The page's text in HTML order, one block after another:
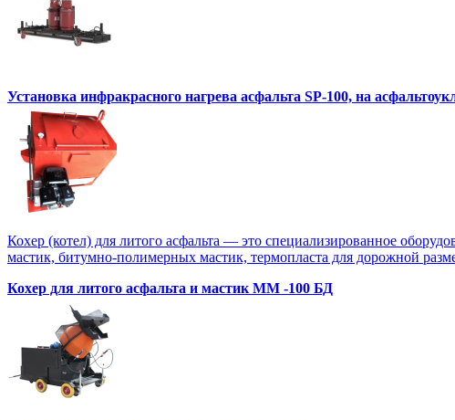
Установка инфракрасного нагрева асфальта SP-100, на
Кохер (котел) для литого асфальта — это специализированное
мастик, битумно-полимерных мастик, термопласта для дорожной
Кохер для литого асфальта и мастик MM -100 БД